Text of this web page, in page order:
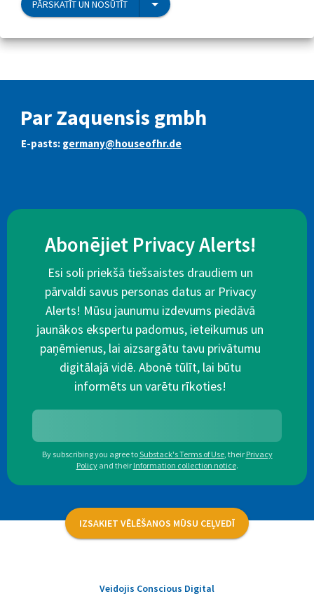
PĀRSKATĪT UN NOSŪTĪT
Par Zaquensis gmbh
E-pasts: germany@houseofhr.de
Abonējiet Privacy Alerts!
Esi soli priekšā tiešsaistes draudiem un
pārvaldi savus personas datus ar Privacy
Alerts! Mūsu jaunumu izdevums piedāvā
jaunākos ekspertu padomus, ieteikumus un
paņēmienus, lai aizsargātu tavu privātumu
digitālajā vidē. Abonē tūlīt, lai būtu
informēts un varētu rīkoties!
By subscribing you agree toSubstack's Terms of Use, their Privacy
Policy and their Information collection notice.
IZSAKIET VĒLĒŠANOS MŪSU CEĻVEDĪ
Veidojis Conscious Digital